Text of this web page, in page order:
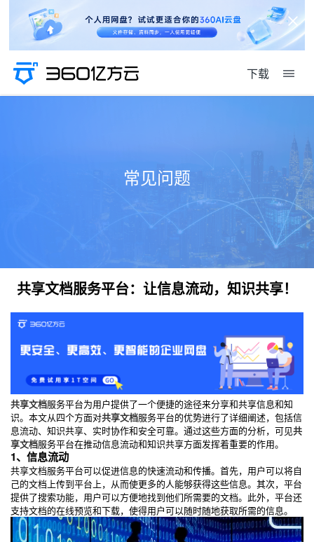
下载
常见问题
共享文档服务平台：让信息流动，知识共享！
共享文档服务平台为用户提供了一个便捷的途径来分享和共享信息和知
识。本文从四个方面对共享文档服务平台的优势进行了详细阐述，包括信
息流动、知识共享、实时协作和安全可靠。通过这些方面的分析，可见共
享文档服务平台在推动信息流动和知识共享方面发挥着重要的作用。
1、信息流动
共享文档服务平台可以促进信息的快速流动和传播。首先，用户可以将自
己的文档上传到平台上，从而使更多的人能够获得这些信息。其次，平台
提供了搜索功能，用户可以方便地找到他们所需要的文档。此外，平台还
支持文档的在线预览和下载，使得用户可以随时随地获取所需的信息。